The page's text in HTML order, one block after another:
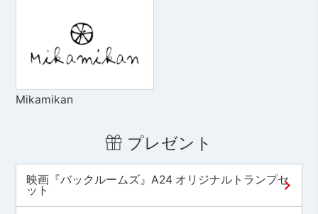
Mikamikan
プレゼント
映画『バックルームズ』A24 オリジナルトランプセ
ット